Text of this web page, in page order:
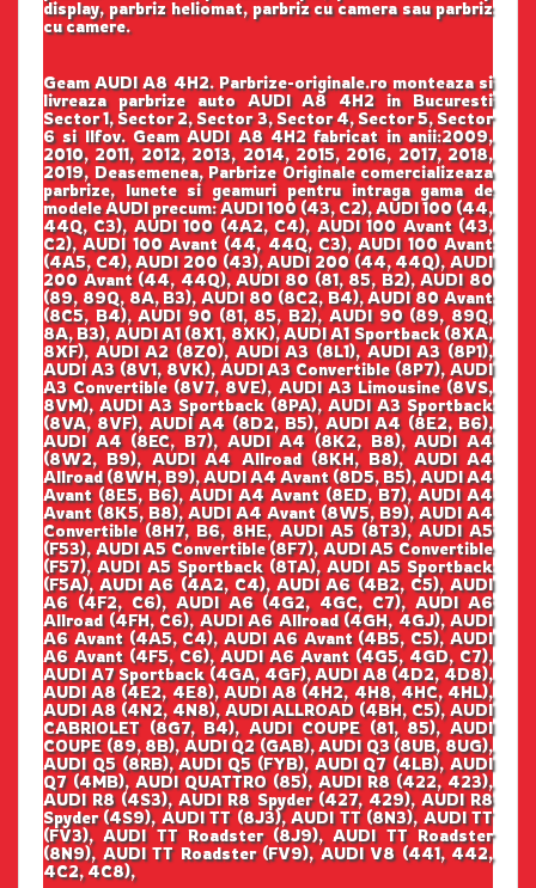
display, parbriz heliomat, parbriz cu camera sau parbriz
cu camere.
Geam AUDI A8 4H2. Parbrize-originale.ro monteaza si
livreaza parbrize auto AUDI A8 4H2 in Bucuresti
Sector 1, Sector 2, Sector 3, Sector 4, Sector 5, Sector
6 si Ilfov. Geam AUDI A8 4H2 fabricat in anii:2009,
2010, 2011, 2012, 2013, 2014, 2015, 2016, 2017, 2018,
2019, Deasemenea, Parbrize Originale comercializeaza
parbrize, lunete si geamuri pentru intraga gama de
modele AUDI precum: AUDI 100 (43, C2), AUDI 100 (44,
44Q, C3), AUDI 100 (4A2, C4), AUDI 100 Avant (43,
C2), AUDI 100 Avant (44, 44Q, C3), AUDI 100 Avant
(4A5, C4), AUDI 200 (43), AUDI 200 (44, 44Q), AUDI
200 Avant (44, 44Q), AUDI 80 (81, 85, B2), AUDI 80
(89, 89Q, 8A, B3), AUDI 80 (8C2, B4), AUDI 80 Avant
(8C5, B4), AUDI 90 (81, 85, B2), AUDI 90 (89, 89Q,
8A, B3), AUDI A1 (8X1, 8XK), AUDI A1 Sportback (8XA,
8XF), AUDI A2 (8Z0), AUDI A3 (8L1), AUDI A3 (8P1),
AUDI A3 (8V1, 8VK), AUDI A3 Convertible (8P7), AUDI
A3 Convertible (8V7, 8VE), AUDI A3 Limousine (8VS,
8VM), AUDI A3 Sportback (8PA), AUDI A3 Sportback
(8VA, 8VF), AUDI A4 (8D2, B5), AUDI A4 (8E2, B6),
AUDI A4 (8EC, B7), AUDI A4 (8K2, B8), AUDI A4
(8W2, B9), AUDI A4 Allroad (8KH, B8), AUDI A4
Allroad (8WH, B9), AUDI A4 Avant (8D5, B5), AUDI A4
Avant (8E5, B6), AUDI A4 Avant (8ED, B7), AUDI A4
Avant (8K5, B8), AUDI A4 Avant (8W5, B9), AUDI A4
Convertible (8H7, B6, 8HE, AUDI A5 (8T3), AUDI A5
(F53), AUDI A5 Convertible (8F7), AUDI A5 Convertible
(F57), AUDI A5 Sportback (8TA), AUDI A5 Sportback
(F5A), AUDI A6 (4A2, C4), AUDI A6 (4B2, C5), AUDI
A6 (4F2, C6), AUDI A6 (4G2, 4GC, C7), AUDI A6
Allroad (4FH, C6), AUDI A6 Allroad (4GH, 4GJ), AUDI
A6 Avant (4A5, C4), AUDI A6 Avant (4B5, C5), AUDI
A6 Avant (4F5, C6), AUDI A6 Avant (4G5, 4GD, C7),
AUDI A7 Sportback (4GA, 4GF), AUDI A8 (4D2, 4D8),
AUDI A8 (4E2, 4E8), AUDI A8 (4H2, 4H8, 4HC, 4HL),
AUDI A8 (4N2, 4N8), AUDI ALLROAD (4BH, C5), AUDI
CABRIOLET (8G7, B4), AUDI COUPE (81, 85), AUDI
COUPE (89, 8B), AUDI Q2 (GAB), AUDI Q3 (8UB, 8UG),
AUDI Q5 (8RB), AUDI Q5 (FYB), AUDI Q7 (4LB), AUDI
Q7 (4MB), AUDI QUATTRO (85), AUDI R8 (422, 423),
AUDI R8 (4S3), AUDI R8 Spyder (427, 429), AUDI R8
Spyder (4S9), AUDI TT (8J3), AUDI TT (8N3), AUDI TT
(FV3), AUDI TT Roadster (8J9), AUDI TT Roadster
(8N9), AUDI TT Roadster (FV9), AUDI V8 (441, 442,
4C2, 4C8),